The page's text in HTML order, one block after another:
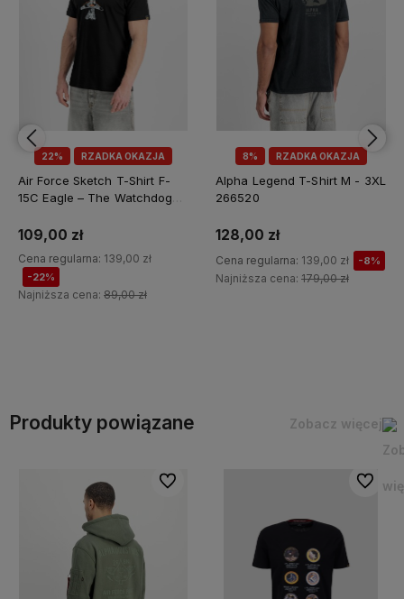
22% RZADKA OKAZJA
Air Force Sketch T-Shirt F-
15C Eagle – The Watchdog
109,00 zł
Cena regularna: 139,00 zł
-22%
Najniższa cena: 89,00 zł
8% RZADKA OKAZJA
Alpha Legend T-Shirt M - 3XL
266520
128,00 zł
Cena regularna: 139,00 zł -8%
Najniższa cena: 179,00 zł
Produkty powiązane Zobacz więcej
Do ulubionych Do